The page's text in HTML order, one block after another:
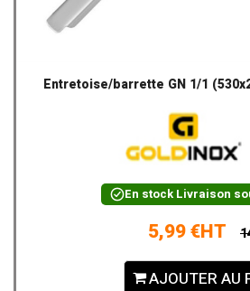
Entretoise/barrette GN 1/1
En stockLivraison
5,99 €HT
AJOUTER AU